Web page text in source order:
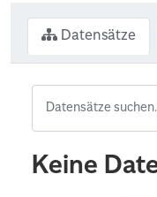
Datensätze
Keine